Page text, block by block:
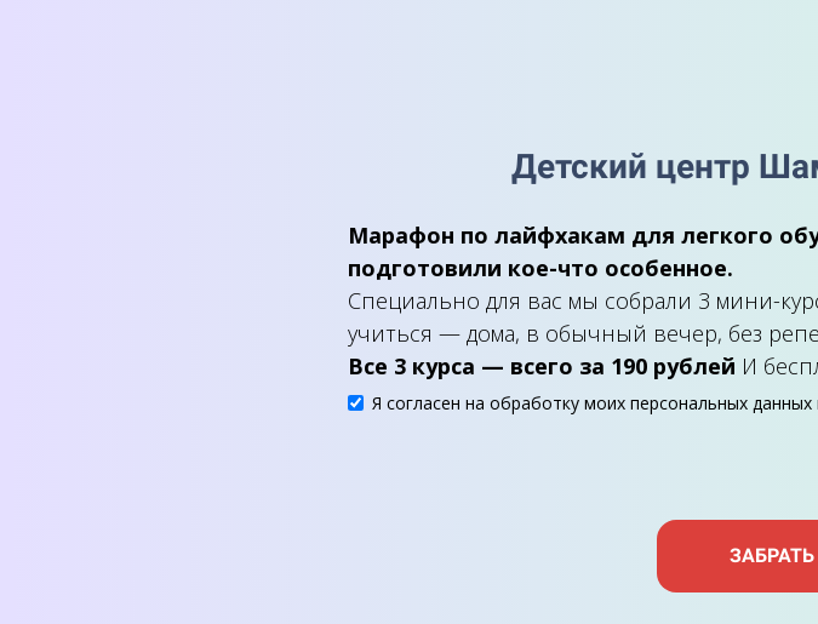
Детский центр
Марафон по лайфхакам для легкого
подготовили кое-что особенное.
Специально для вас мы собрали 3 мини-
учиться — дома, в обычный вечер, без
Все 3 курса — всего за 190 рублей И
Я согласен на обработку моих персональных данных
ЗАБРАТЬ